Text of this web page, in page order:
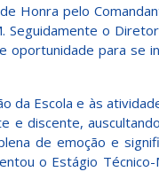
Honra pelo
Seguidamente o
oportunidade para se
da Escola e às
e discente,
de emoção e
o Estágio